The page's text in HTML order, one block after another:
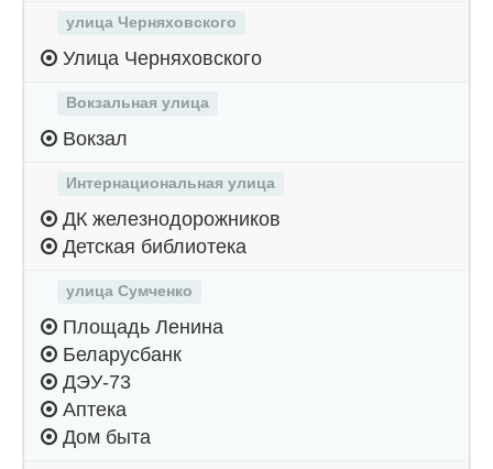
улица Черняховского
Улица Черняховского
Вокзальная улица
Вокзал
Интернациональная улица
ДК железнодорожников
Детская библиотека
улица Сумченко
Площадь Ленина
Беларусбанк
ДЭУ-73
Аптека
Дом быта